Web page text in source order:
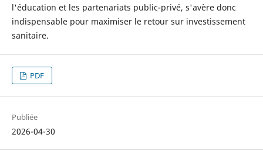
l'éducation et les partenariats public-privé, s'avère donc
indispensable pour maximiser le retour sur investissement
sanitaire.
PDF
Publiée
2026-04-30